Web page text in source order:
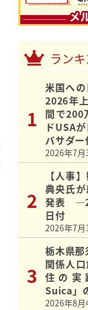
ランキ
米国への
2026年
間で200
ドUSA
バサダー
2026年7月
【人事
典央氏
発表
日付
2026年7月
栃木県那
関係人
住の実
Suica」
2026年8月